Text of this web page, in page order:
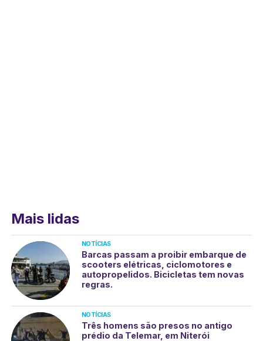
Mais lidas
NOTÍCIAS
Barcas passam a proibir embarque de
scooters elétricas, ciclomotores e
autopropelidos. Bicicletas tem novas
regras.
NOTÍCIAS
Três homens são presos no antigo
prédio da Telemar, em Niterói